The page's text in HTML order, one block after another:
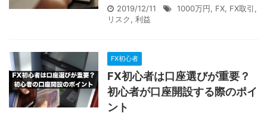
2019/12/11 1000万円, FX, FX取引,
リスク, 利益
FX初心者
FX初心者は口座選びが重要？
初心者が口座開設する際のポイ
ント